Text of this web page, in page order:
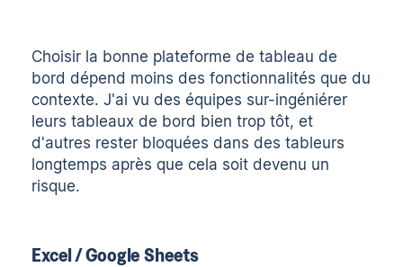
Choisir la bonne plateforme de tableau de
bord dépend moins des fonctionnalités que du
contexte. J'ai vu des équipes sur-ingéniérer
leurs tableaux de bord bien trop tôt, et
d'autres rester bloquées dans des tableurs
longtemps après que cela soit devenu un
risque.
Excel / Google Sheets